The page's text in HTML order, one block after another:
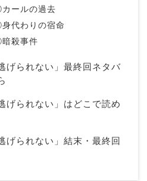
ールの過去
代わりの宿命
殺事件
げられない」最終回ネタバ
げられない」はどこで読め
げられない」結末・最終回